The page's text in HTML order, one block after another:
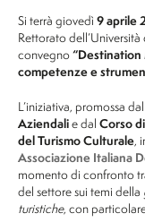
Si terrà giovedì 9 aprile
Rettorato
convegno
competenze e
L’iniziativa, promossa dal
Aziendalie dal Corso
del Turismo Culturale,
Associazione Italiana
momento di confronto
del settore sui temi della
turistiche, con